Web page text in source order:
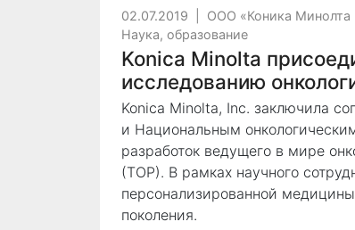
02.07.2019 ООО «Коника Минолта
Наука, образование
Konica Minolta
исследованию
Konica Minolta, Inc. заключила
и Национальным
разработок ведущего в мире
(TOP). В рамках научного
персонализированной
поколения.